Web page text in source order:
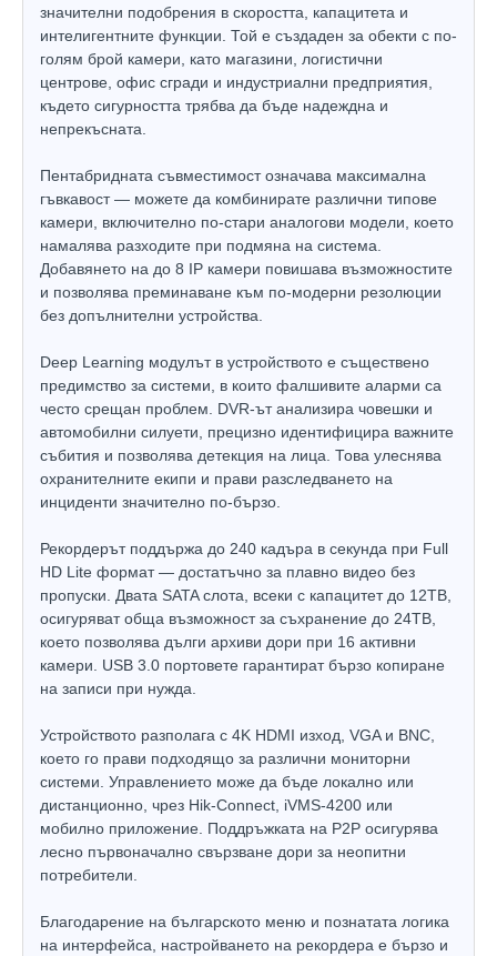
значителни подобрения в скоростта, капацитета и
интелигентните функции. Той е създаден за обекти с по-
голям брой камери, като магазини, логистични
центрове, офис сгради и индустриални предприятия,
където сигурността трябва да бъде надеждна и
непрекъсната.
Пентабридната съвместимост означава максимална
гъвкавост — можете да комбинирате различни типове
камери, включително по-стари аналогови модели, което
намалява разходите при подмяна на система.
Добавянето на до 8 IP камери повишава възможностите
и позволява преминаване към по-модерни резолюции
без допълнителни устройства.
Deep Learning модулът в устройството е съществено
предимство за системи, в които фалшивите аларми са
често срещан проблем. DVR-ът анализира човешки и
автомобилни силуети, прецизно идентифицира важните
събития и позволява детекция на лица. Това улеснява
охранителните екипи и прави разследването на
инциденти значително по-бързо.
Рекордерът поддържа до 240 кадъра в секунда при Full
HD Lite формат — достатъчно за плавно видео без
пропуски. Двата SATA слота, всеки с капацитет до 12TB,
осигуряват обща възможност за съхранение до 24TB,
което позволява дълги архиви дори при 16 активни
камери. USB 3.0 портовете гарантират бързо копиране
на записи при нужда.
Устройството разполага с 4K HDMI изход, VGA и BNC,
което го прави подходящо за различни мониторни
системи. Управлението може да бъде локално или
дистанционно, чрез Hik-Connect, iVMS-4200 или
мобилно приложение. Поддръжката на P2P осигурява
лесно първоначално свързване дори за неопитни
потребители.
Благодарение на българското меню и познатата логика
на интерфейса, настройването на рекордера е бързо и